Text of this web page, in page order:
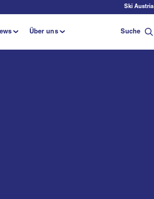
Ski Austria
Über uns Suche